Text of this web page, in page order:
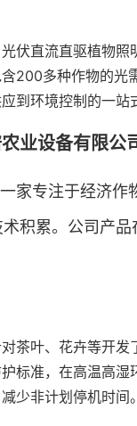
伏直流直驱植物照
200多种作物的光
到环境控制的一站
农业设备有限
家专注于经济
积累。公司产品
对茶叶、花卉等开发
标准，在高温高湿
少非计划停机时间。